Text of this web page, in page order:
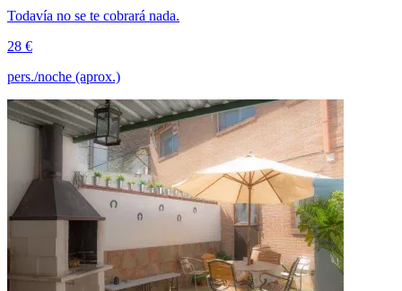
Todavía no se te cobrará nada.
28 €
pers./noche (aprox.)